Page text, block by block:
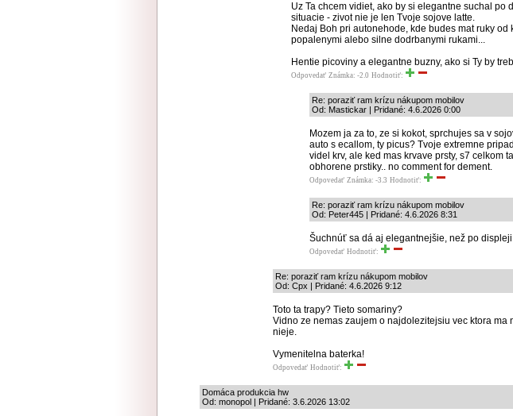
Uz Ta chcem vidiet, ako by si elegantne suchal po
situacie - zivot nie je len Tvoje sojove latte.
Nedaj Boh pri autonehode, kde budes mat ruky od
popalenymi alebo silne dodrbanymi rukami...
Hentie picoviny a elegantne buzny, ako si Ty by
Odpovedať Známka: -2.0 Hodnotiť:
Re: poraziť ram krízu nákupom mobilov
Od: Mastickar | Pridané: 4.6.2026 0:00
Mozem ja za to, ze si kokot, sprchujes sa v
auto s ecallom, ty picus? Tvoje extremne
videl krv, ale ked mas krvave prsty, s7 celkom
obhorene prstiky.. no comment for dement.
Odpovedať Známka: -3.3 Hodnotiť:
Re: poraziť ram krízu nákupom mobilov
Od: Peter445 | Pridané: 4.6.2026 8:31
Šuchnúť sa dá aj elegantnejšie, než po
Odpovedať Hodnotiť:
Re: poraziť ram krízu nákupom mobilov
Od: Cpx | Pridané: 4.6.2026 9:12
Toto ta trapy? Tieto somariny?
Vidno ze nemas zaujem o najdolezitejsiu vec ktora ma
nieje.
Vymenitelna baterka!
Odpovedať Hodnotiť:
Domáca produkcia hw
Od: monopol | Pridané: 3.6.2026 13:02